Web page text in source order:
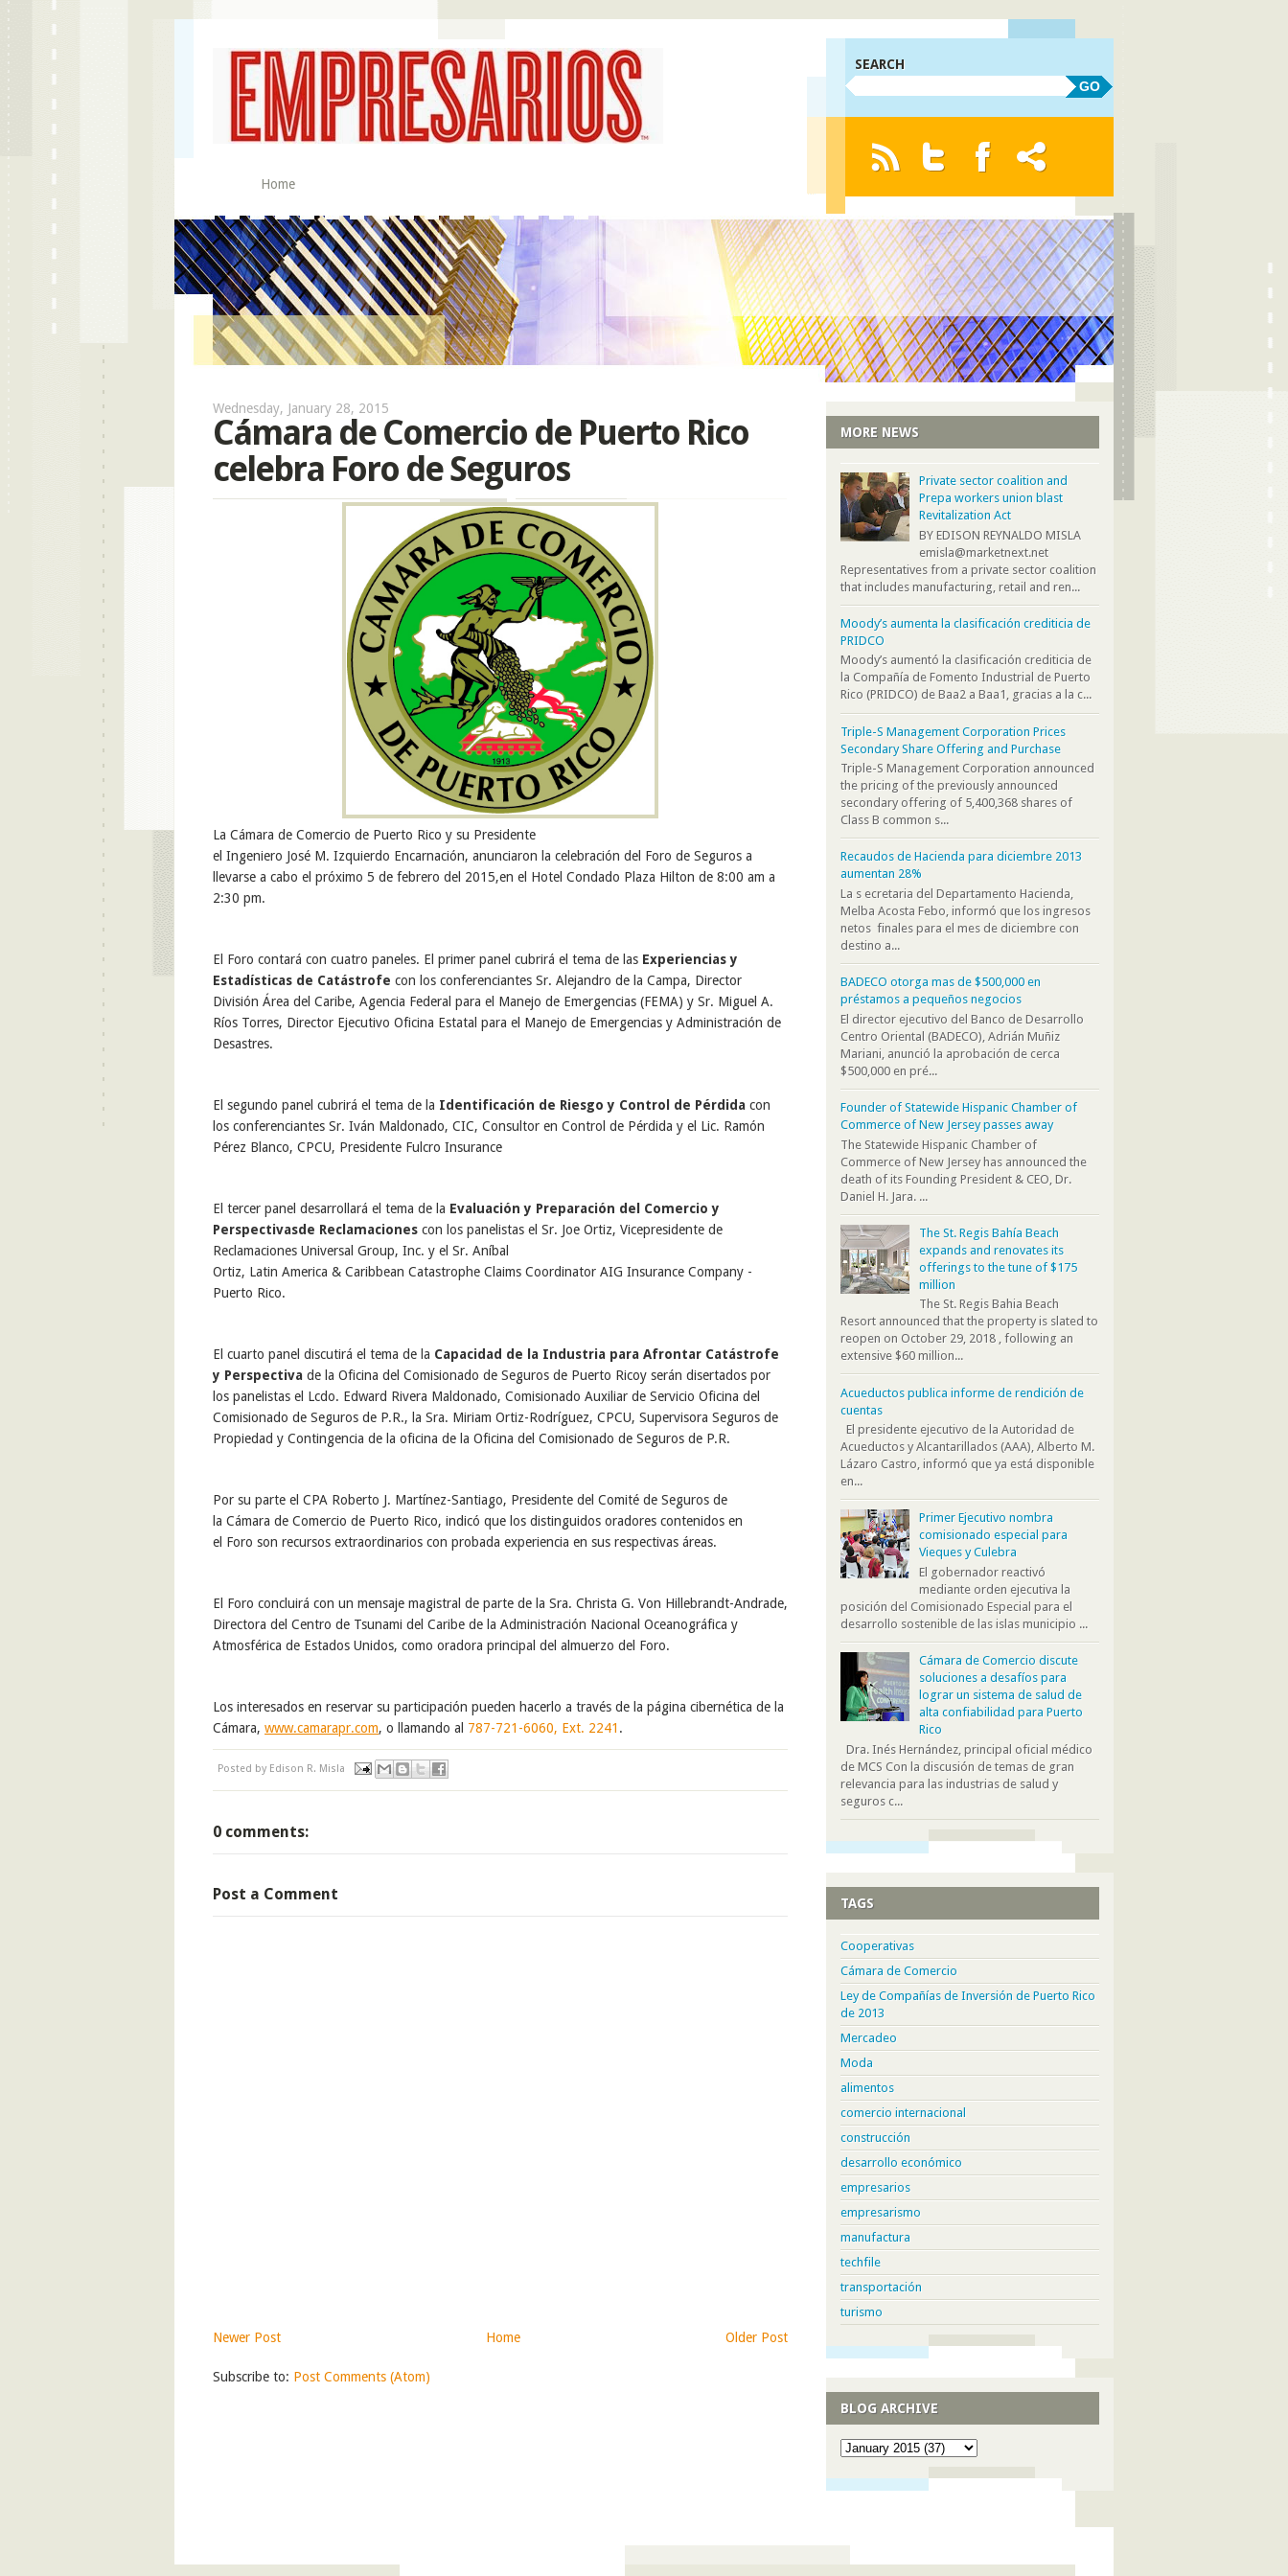
Home
SEARCH
GO
Wednesday, January 28, 2015
Cámara de Comercio de Puerto Rico
celebra Foro de Seguros
La Cámara de Comercio de Puerto Rico y su Presidente
el Ingeniero José M. Izquierdo Encarnación, anunciaron la celebración del Foro de Seguros a
llevarse a cabo el próximo 5 de febrero del 2015,en el Hotel Condado Plaza Hilton de 8:00 am a
2:30 pm.
El Foro contará con cuatro paneles. El primer panel cubrirá el tema de las Experiencias y
Estadísticas de Catástrofe con los conferenciantes Sr. Alejandro de la Campa, Director
División Área del Caribe, Agencia Federal para el Manejo de Emergencias (FEMA) y Sr. Miguel A.
Ríos Torres, Director Ejecutivo Oficina Estatal para el Manejo de Emergencias y Administración de
Desastres.
El segundo panel cubrirá el tema de la Identificación de Riesgo y Control de Pérdida con
los conferenciantes Sr. Iván Maldonado, CIC, Consultor en Control de Pérdida y el Lic. Ramón
Pérez Blanco, CPCU, Presidente Fulcro Insurance
El tercer panel desarrollará el tema de la Evaluación y Preparación del Comercio y
Perspectivasde Reclamaciones con los panelistas el Sr. Joe Ortiz, Vicepresidente de
Reclamaciones Universal Group, Inc. y el Sr. Aníbal
Ortiz, Latin America & Caribbean Catastrophe Claims Coordinator AIG Insurance Company -
Puerto Rico.
E l cuarto panel discutirá el tema de la Capacidad de la Industria para Afrontar Catástrofe
y Perspectiva de la Oficina del Comisionado de Seguros de Puerto Ricoy serán disertados por
los panelistas el Lcdo. Edward Rivera Maldonado, Comisionado Auxiliar de Servicio Oficina del
Comisionado de Seguros de P.R., la Sra. Miriam Ortiz-Rodríguez, CPCU, Supervisora Seguros de
Propiedad y Contingencia de la oficina de la Oficina del Comisionado de Seguros de P.R.
Por su parte el CPA Roberto J. Martínez-Santiago, Presidente del Comité de Seguros de
la Cámara de Comercio de Puerto Rico, indicó que los distinguidos oradores contenidos en
el Foro son recursos extraordinarios con probada experiencia en sus respectivas áreas.
El Foro concluirá con un mensaje magistral de parte de la Sra. Christa G. Von Hillebrandt-Andrade,
Directora del Centro de Tsunami del Caribe de la Administración Nacional Oceanográfica y
Atmosférica de Estados Unidos, como oradora principal del almuerzo del Foro.
Los interesados en reservar su participación pueden hacerlo a través de la página cibernética de la
Cámara, www.camarapr.com, o llamando al 787-721-6060, Ext. 2241 .
Posted by Edison R. Misla
0 comments:
Post a Comment
Newer Post Older Post
Home
Subscribe to: Post Comments (Atom)
MORE NEWS
Private sector coalition and
Prepa workers union blast
Revitalization Act
BY EDISON REYNALDO MISLA
emisla@marketnext.net
Representatives from a private sector coalition
that includes manufacturing, retail and ren...
Moody’s aumenta la clasificación crediticia de
PRIDCO
Moody’s aumentó la clasificación crediticia de
la Compañía de Fomento Industrial de Puerto
Rico (PRIDCO) de Baa2 a Baa1, gracias a la c...
Triple-S Management Corporation Prices
Secondary Share Offering and Purchase
Triple-S Management Corporation announced
the pricing of the previously announced
secondary offering of 5,400,368 shares of
Class B common s...
Recaudos de Hacienda para diciembre 2013
aumentan 28%
La s ecretaria del Departamento Hacienda,
Melba Acosta Febo, informó que los ingresos
netos finales para el mes de diciembre con
destino a...
BADECO otorga mas de $500,000 en
préstamos a pequeños negocios
El director ejecutivo del Banco de Desarrollo
Centro Oriental (BADECO), Adrián Muñiz
Mariani, anunció la aprobación de cerca
$500,000 en pré...
Founder of Statewide Hispanic Chamber of
Commerce of New Jersey passes away
The Statewide Hispanic Chamber of
Commerce of New Jersey has announced the
death of its Founding President & CEO, Dr.
Daniel H. Jara. ...
The St. Regis Bahía Beach
expands and renovates its
offerings to the tune of $175
million
The St. Regis Bahia Beach
Resort announced that the property is slated to
reopen on October 29, 2018 , following an
extensive $60 million...
Acueductos publica informe de rendición de
cuentas
El presidente ejecutivo de la Autoridad de
Acueductos y Alcantarillados (AAA), Alberto M.
Lázaro Castro, informó que ya está disponible
en...
Primer Ejecutivo nombra
comisionado especial para
Vieques y Culebra
El gobernador reactivó
mediante orden ejecutiva la
posición del Comisionado Especial para el
desarrollo sostenible de las islas municipio ...
Cámara de Comercio discute
soluciones a desafíos para
lograr un sistema de salud de
alta confiabilidad para Puerto
Rico
Dra. Inés Hernández, principal oficial médico
de MCS Con la discusión de temas de gran
relevancia para las industrias de salud y
seguros c...
TAGS
Cooperativas
Cámara de Comercio
Ley de Compañías de Inversión de Puerto Rico
de 2013
Mercadeo
Moda
alimentos
comercio internacional
construcción
desarrollo económico
empresarios
empresarismo
manufactura
techfile
transportación
turismo
BLOG ARCHIVE